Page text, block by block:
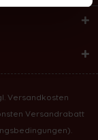
Versandkosten
Versandrabatt
).